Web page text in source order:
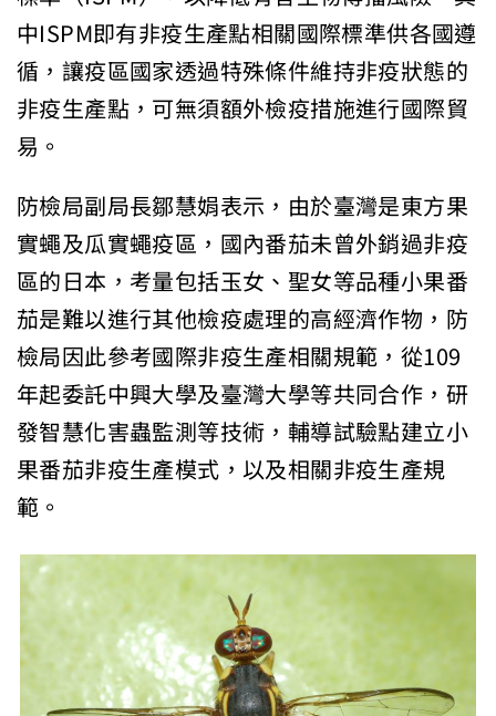
中ISPM即有非疫生產點相關國際標準供各國遵
循，讓疫區國家透過特殊條件維持非疫狀態的
非疫生產點，可無須額外檢疫措施進行國際貿
易。
防檢局副局長鄒慧娟表示，由於臺灣是東方果
實蠅及瓜實蠅疫區，國內番茄未曾外銷過非疫
區的日本，考量包括玉女、聖女等品種小果番
茄是難以進行其他檢疫處理的高經濟作物，防
檢局因此參考國際非疫生產相關規範，從109
年起委託中興大學及臺灣大學等共同合作，研
發智慧化害蟲監測等技術，輔導試驗點建立小
果番茄非疫生產模式，以及相關非疫生產規
範。